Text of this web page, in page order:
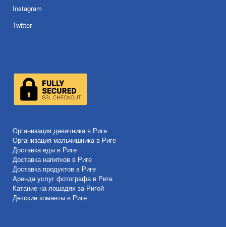
Instagram
Twitter
Организация девичника в Риге
Организация мальчишника в Риге
Доставка еды в Риге
Доставка напитков в Риге
Доставка продуктов в Риге
Аренда услуг фотографа в Риге
Катание на лошадях за Ригой
Детские команты в Риге